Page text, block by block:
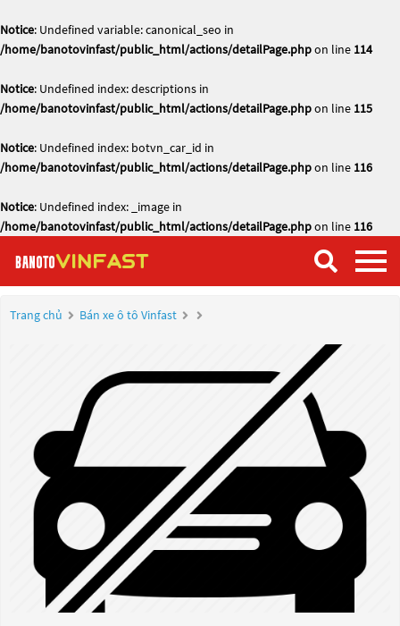
Notice: Undefined variable: canonical_seo in
/home/banotovinfast/public_html/actions/detailPage.phpon line 114
Notice: Undefined index: descriptions in
/home/banotovinfast/public_html/actions/detailPage.phpon line 115
Notice: Undefined index: botvn_car_id in
/home/banotovinfast/public_html/actions/detailPage.phpon line 116
Notice: Undefined index: _image in
/home/banotovinfast/public_html/actions/detailPage.phpon line 116
Trang chủ Bán xe ô tô Vinfast